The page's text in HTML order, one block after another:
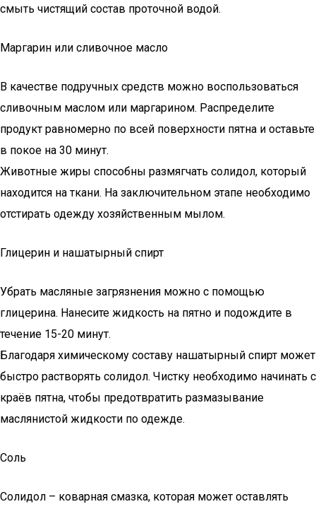
смыть чистящий состав проточной водой.
Маргарин или сливочное масло
В качестве подручных средств можно воспользоваться
сливочным маслом или маргарином. Распределите
продукт равномерно по всей поверхности пятна и оставьте
в покое на 30 минут.
Животные жиры способны размягчать солидол, который
находится на ткани. На заключительном этапе необходимо
отстирать одежду хозяйственным мылом.
Глицерин и нашатырный спирт
Убрать масляные загрязнения можно с помощью
глицерина. Нанесите жидкость на пятно и подождите в
течение 15-20 минут.
Благодаря химическому составу нашатырный спирт может
быстро растворять солидол. Чистку необходимо начинать с
краёв пятна, чтобы предотвратить размазывание
маслянистой жидкости по одежде.
Соль
Солидол – коварная смазка, которая может оставлять